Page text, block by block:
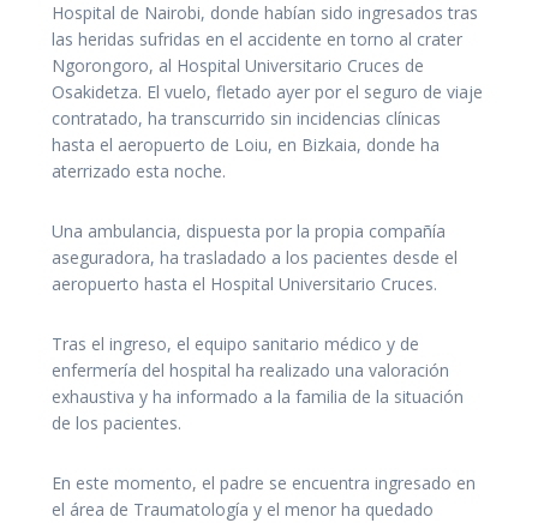
Hospital de Nairobi, donde habían sido ingresados tras
las heridas sufridas en el accidente en torno al crater
Ngorongoro, al Hospital Universitario Cruces de
Osakidetza. El vuelo, fletado ayer por el seguro de viaje
contratado, ha transcurrido sin incidencias clínicas
hasta el aeropuerto de Loiu, en Bizkaia, donde ha
aterrizado esta noche.
Una ambulancia, dispuesta por la propia compañía
aseguradora, ha trasladado a los pacientes desde el
aeropuerto hasta el Hospital Universitario Cruces.
Tras el ingreso, el equipo sanitario médico y de
enfermería del hospital ha realizado una valoración
exhaustiva y ha informado a la familia de la situación
de los pacientes.
En este momento, el padre se encuentra ingresado en
el área de Traumatología y el menor ha quedado